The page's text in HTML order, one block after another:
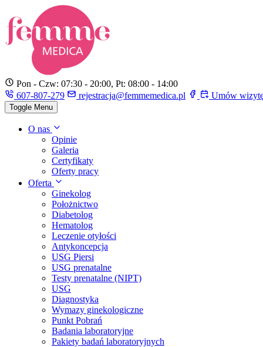
Pon - Czw: 07:30 - 20:00, Pt: 08:00 - 14:00
607-807-279
rejestracja@femmemedica.pl Umów
Toggle Menu
O nas
Opinie
Galeria
Certyfikaty
Oferty pracy
Oferta
Ginekolog
Położnictwo
Diabetolog
Hematolog
Leczenie otyłości
Antykoncepcja
USG Piersi
USG prenatalne
Testy prenatalne (NIPT)
USG
Diagnostyka
Wymazy ginekologiczne
Punkt Pobrań
Badania laboratoryjne
Pakiety badań laboratoryjnych